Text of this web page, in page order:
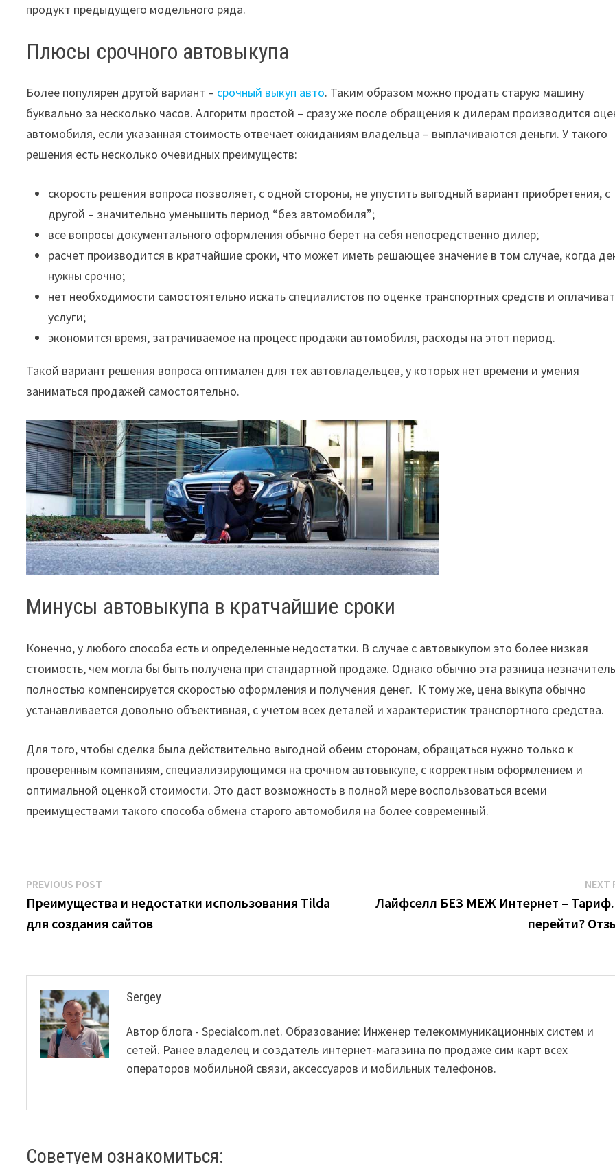
продукт предыдущего модельного ряда.
Плюсы срочного автовыкупа
Более популярен другой вариант – срочный выкуп авто. Таким образом можно продать старую машину
буквально за несколько часов. Алгоритм простой – сразу же после обращения к дилерам производится
автомобиля, если указанная стоимость отвечает ожиданиям владельца – выплачиваются деньги. У такого
решения есть несколько очевидных преимуществ:
скорость решения вопроса позволяет, с одной стороны, не упустить выгодный вариант приобретения, с
другой – значительно уменьшить период “без автомобиля”;
все вопросы документального оформления обычно берет на себя непосредственно дилер;
расчет производится в кратчайшие сроки, что может иметь решающее значение в том случае, когда
нужны срочно;
нет необходимости самостоятельно искать специалистов по оценке транспортных средств и
услуги;
экономится время, затрачиваемое на процесс продажи автомобиля, расходы на этот период.
Такой вариант решения вопроса оптимален для тех автовладельцев, у которых нет времени и умения
заниматься продажей самостоятельно.
Минусы автовыкупа в кратчайшие сроки
Конечно, у любого способа есть и определенные недостатки. В случае с автовыкупом это более низкая
стоимость, чем могла бы быть получена при стандартной продаже. Однако обычно эта разница
полностью компенсируется скоростью оформления и получения денег. К тому же, цена выкупа обычно
устанавливается довольно объективная, с учетом всех деталей и характеристик транспортного средства.
Для того, чтобы сделка была действительно выгодной обеим сторонам, обращаться нужно только к
проверенным компаниям, специализирующимся на срочном автовыкупе, с корректным оформлением и
оптимальной оценкой стоимости. Это даст возможность в полной мере воспользоваться всеми
преимуществами такого способа обмена старого автомобиля на более современный.
Post
navigation
PREVIOUS POST
post:
Преимущества и недостатки использования Tilda
для создания сайтов
NEXT
Лайфселл БЕЗ МЕЖ Интернет –
перейти?
Sergey
Автор блога - Specialcom.net. Образование: Инженер телекоммуникационных систем и
сетей. Ранее владелец и создатель интернет-магазина по продаже сим карт всех
операторов мобильной связи, аксессуаров и мобильных телефонов.
Советуем ознакомиться: